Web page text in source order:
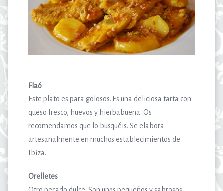
Flaó
Este plato es para golosos. Es una deliciosa tarta con
queso fresco, huevos y hierbabuena. Os
recomendamos que lo busquéis. Se elabora
artesanalmente en muchos establecimientos de
Ibiza.
Orelletes